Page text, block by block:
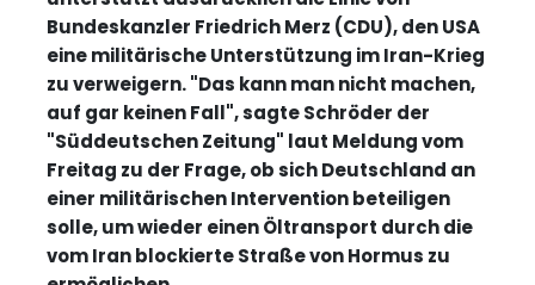
Bundeskanzler Friedrich Merz (CDU), den USA
eine militärische Unterstützung im Iran-Krieg
zu verweigern. "Das kann man nicht machen,
auf gar keinen Fall", sagte Schröder der
"Süddeutschen Zeitung" laut Meldung vom
Freitag zu der Frage, ob sich Deutschland an
einer militärischen Intervention beteiligen
solle, um wieder einen Öltransport durch die
vom Iran blockierte Straße von Hormus zu